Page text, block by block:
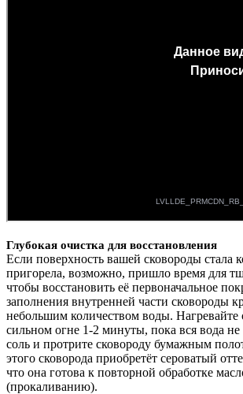
Глубокая очистка для восстановления
Если поверхность вашей сковороды стала
пригорела, возможно, пришло время для
чтобы восстановить её первоначальное
заполнения внутренней части сковороды
небольшим количеством воды. Нагревайте
сильном огне 1-2 минуты, пока вся вода
соль и протрите сковороду бумажным
этого сковорода приобретёт сероватый
что она готова к повторной обработке
(прокаливанию).